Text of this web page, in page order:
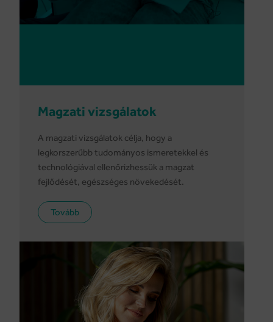
Magzati vizsgálatok
A magzati vizsgálatok célja, hogy a
legkorszerűbb tudományos ismeretekkel és
technológiával ellenőrizhessük a magzat
fejlődését, egészséges növekedését.
Tovább